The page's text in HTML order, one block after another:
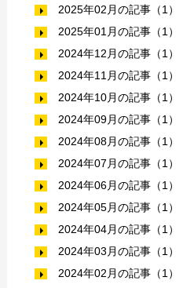
2025年02月の記事（1）
2025年01月の記事（1）
2024年12月の記事（1）
2024年11月の記事（1）
2024年10月の記事（1）
2024年09月の記事（1）
2024年08月の記事（1）
2024年07月の記事（1）
2024年06月の記事（1）
2024年05月の記事（1）
2024年04月の記事（1）
2024年03月の記事（1）
2024年02月の記事（1）